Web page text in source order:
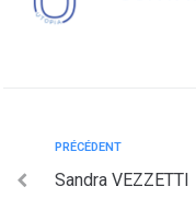
PRÉCÉDENT
Sandra VEZZETTI